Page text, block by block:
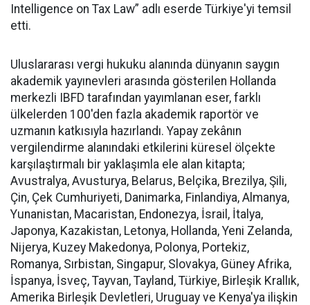
Intelligence on Tax Law” adlı eserde Türkiye'yi temsil
etti.
Uluslararası vergi hukuku alanında dünyanın saygın
akademik yayınevleri arasında gösterilen Hollanda
merkezli IBFD tarafından yayımlanan eser, farklı
ülkelerden 100'den fazla akademik raportör ve
uzmanın katkısıyla hazırlandı. Yapay zekânın
vergilendirme alanındaki etkilerini küresel ölçekte
karşılaştırmalı bir yaklaşımla ele alan kitapta;
Avustralya, Avusturya, Belarus, Belçika, Brezilya, Şili,
Çin, Çek Cumhuriyeti, Danimarka, Finlandiya, Almanya,
Yunanistan, Macaristan, Endonezya, İsrail, İtalya,
Japonya, Kazakistan, Letonya, Hollanda, Yeni Zelanda,
Nijerya, Kuzey Makedonya, Polonya, Portekiz,
Romanya, Sırbistan, Singapur, Slovakya, Güney Afrika,
İspanya, İsveç, Tayvan, Tayland, Türkiye, Birleşik Krallık,
Amerika Birleşik Devletleri, Uruguay ve Kenya'ya ilişkin